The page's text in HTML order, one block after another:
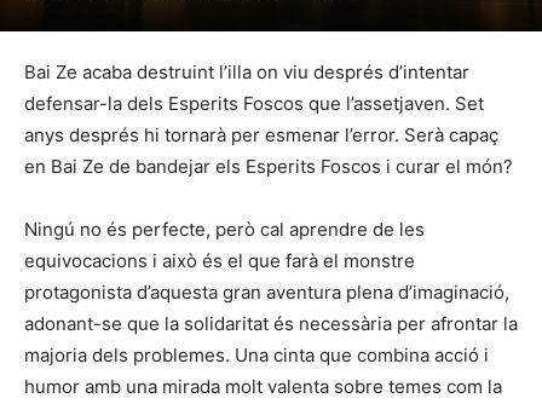
Bai Ze acaba destruint l’illa on viu després d’intentar
defensar-la dels Esperits Foscos que l’assetjaven. Set
anys després hi tornarà per esmenar l’error. Serà capaç
en Bai Ze de bandejar els Esperits Foscos i curar el món?
Ningú no és perfecte, però cal aprendre de les
equivocacions i això és el que farà el monstre
protagonista d’aquesta gran aventura plena d’imaginació,
adonant-se que la solidaritat és necessària per afrontar la
majoria dels problemes. Una cinta que combina acció i
humor amb una mirada molt valenta sobre temes com la